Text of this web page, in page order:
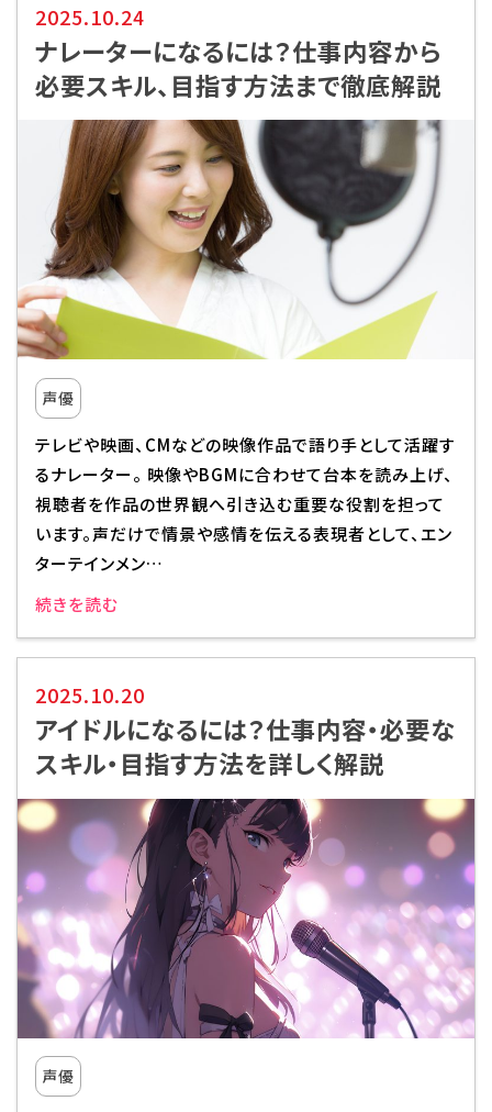
2025.10.24
ナレーターになるには？仕事内容から
必要スキル、目指す方法まで徹底解説
声優
テレビや映画、CMなどの映像作品で語り手として活躍す
るナレーター。 映像やBGMに合わせて台本を読み上げ、
視聴者を作品の世界観へ引き込む重要な役割を担って
います。声だけで情景や感情を伝える表現者として、エン
ターテインメン…
続きを読む
2025.10.20
アイドルになるには？仕事内容・必要な
スキル・目指す方法を詳しく解説
声優